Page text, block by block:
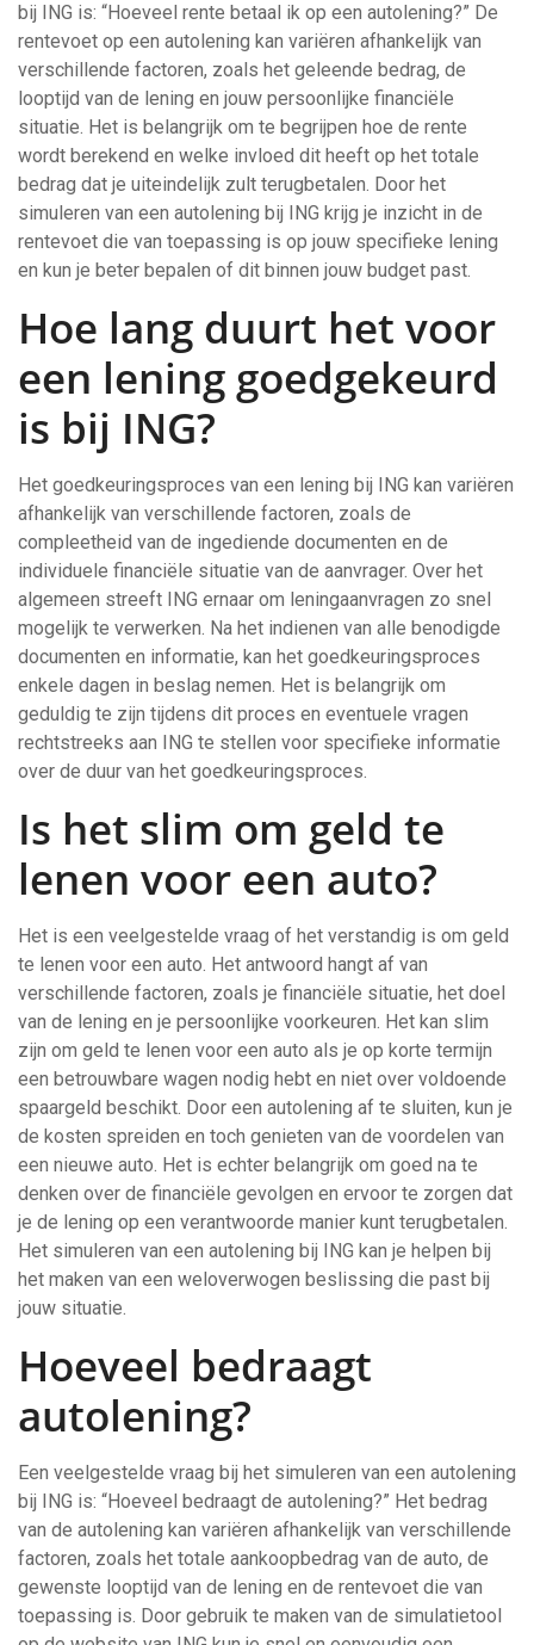
bij ING is: “Hoeveel rente betaal ik op een autolening?” De
rentevoet op een autolening kan variëren afhankelijk van
verschillende factoren, zoals het geleende bedrag, de
looptijd van de lening en jouw persoonlijke financiële
situatie. Het is belangrijk om te begrijpen hoe de rente
wordt berekend en welke invloed dit heeft op het totale
bedrag dat je uiteindelijk zult terugbetalen. Door het
simuleren van een autolening bij ING krijg je inzicht in de
rentevoet die van toepassing is op jouw specifieke lening
en kun je beter bepalen of dit binnen jouw budget past.
Hoe lang duurt het voor
een lening goedgekeurd
is bij ING?
Het goedkeuringsproces van een lening bij ING kan variëren
afhankelijk van verschillende factoren, zoals de
compleetheid van de ingediende documenten en de
individuele financiële situatie van de aanvrager. Over het
algemeen streeft ING ernaar om leningaanvragen zo snel
mogelijk te verwerken. Na het indienen van alle benodigde
documenten en informatie, kan het goedkeuringsproces
enkele dagen in beslag nemen. Het is belangrijk om
geduldig te zijn tijdens dit proces en eventuele vragen
rechtstreeks aan ING te stellen voor specifieke informatie
over de duur van het goedkeuringsproces.
Is het slim om geld te
lenen voor een auto?
Het is een veelgestelde vraag of het verstandig is om geld
te lenen voor een auto. Het antwoord hangt af van
verschillende factoren, zoals je financiële situatie, het doel
van de lening en je persoonlijke voorkeuren. Het kan slim
zijn om geld te lenen voor een auto als je op korte termijn
een betrouwbare wagen nodig hebt en niet over voldoende
spaargeld beschikt. Door een autolening af te sluiten, kun je
de kosten spreiden en toch genieten van de voordelen van
een nieuwe auto. Het is echter belangrijk om goed na te
denken over de financiële gevolgen en ervoor te zorgen dat
je de lening op een verantwoorde manier kunt terugbetalen.
Het simuleren van een autolening bij ING kan je helpen bij
het maken van een weloverwogen beslissing die past bij
jouw situatie.
Hoeveel bedraagt
autolening?
Een veelgestelde vraag bij het simuleren van een autolening
bij ING is: “Hoeveel bedraagt de autolening?” Het bedrag
van de autolening kan variëren afhankelijk van verschillende
factoren, zoals het totale aankoopbedrag van de auto, de
gewenste looptijd van de lening en de rentevoet die van
toepassing is. Door gebruik te maken van de simulatietool